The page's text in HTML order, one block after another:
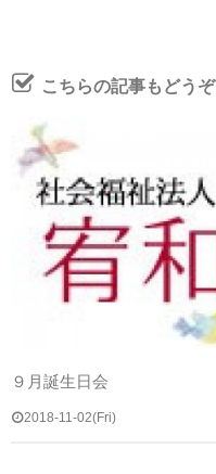
資料請求
プライバシーポリシー
サイトマップ
こちらの記事もどうぞ
９月誕生日会
2018-11-02(Fri)